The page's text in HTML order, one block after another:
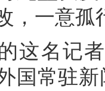
，一意孤
这名记
国常驻